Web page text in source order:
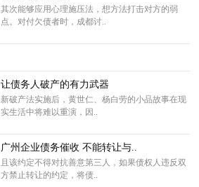
其次能够应用心理施压法，想方法打击对方的弱
点。对付欠债者时，成都讨..
让债务人破产的有力武器
新破产法实施后，黄世仁、杨白劳的小品故事在现
实生活中将难以重演，因..
广州企业债务催收 不能转让与..
且该约定不得对抗善意第三人，如果债权人违反双
方禁止转让的约定，将债..